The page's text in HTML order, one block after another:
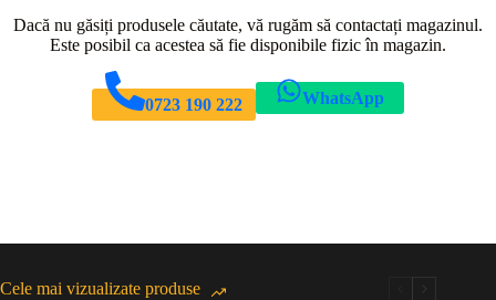
Dacă nu găsiți produsele căutate, vă rugăm să contactați magazinul.
Este posibil ca acestea să fie disponibile fizic în magazin.
0723 190 222 WhatsApp
Cele mai vizualizate produse